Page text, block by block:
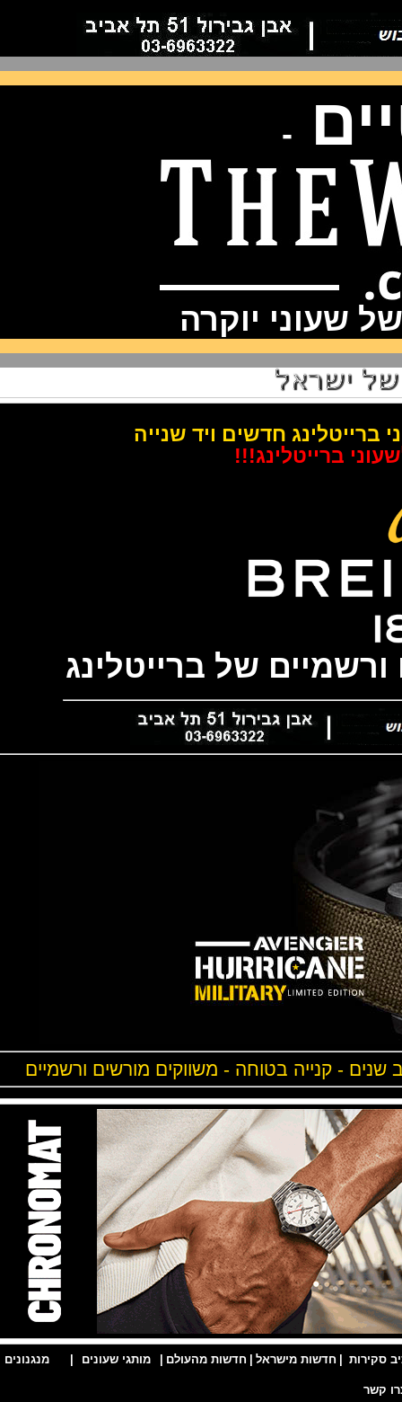
-
יוקרה
חדשים ויד שנייה
ברייטלינג!!!
של ברייטלינג
- קנייה בטוחה - משווקים מורשים ורשמיים
| חדשות מישראל | חדשות מהעולם | מותגי שעונים | מנגנונים |